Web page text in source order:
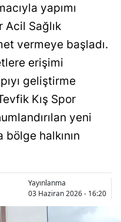
Bilecik
Bingöl
Bitlis
Bolu
Burdur
Bursa
Çankırı
Çorum
yapımı
Sağlık
vermeye başladı.
erişimi
geliştirme
Kış Spor
yeni
halkının
Yayınlanma
03 Haziran 2026 - 16:20